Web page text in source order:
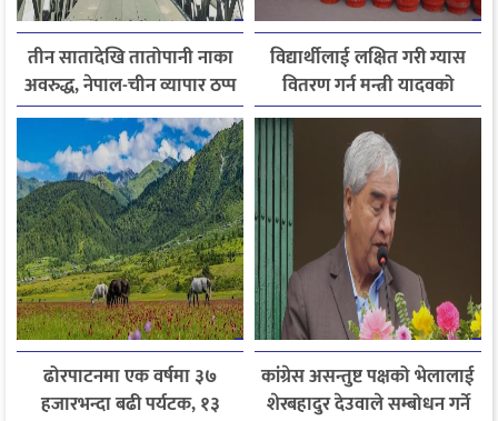
तीन सातादेखि तातोपानी नाका
अवरुद्ध, नेपाल-चीन व्यापार ठप्प
विद्यार्थीलाई लक्षित गरी ग्यास
वितरण गर्न मन्त्री यादवको
निर्देशन
ढोरपाटनमा एक वर्षमा ३७
हजारभन्दा बढी पर्यटक, १३
कांग्रेस असन्तुष्ट पक्षको भेलालाई
शेरबहादुर देउवाले सम्बोधन गर्ने